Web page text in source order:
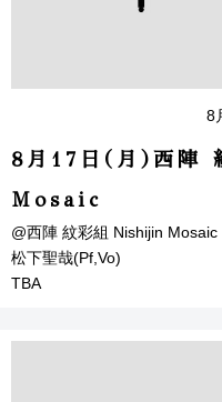
8
8月17日(月)西
Mosaic
@西陣 紋彩組 Nishijin Mosaic
松下聖哉(Pf,Vo)
TBA